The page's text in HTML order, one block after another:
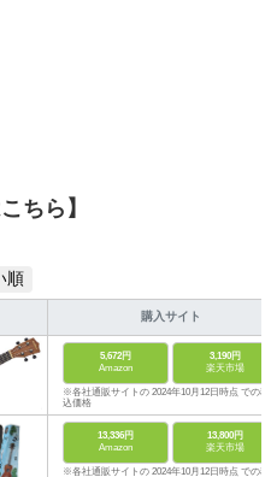
ちら】
順
購入サイト
5,672円
Amazon
3,190円
楽天市場
※各社通販サイトの 2024年10月12日時点 での税
込価格
13,336円
Amazon
13,800円
楽天市場
※各社通販サイトの 2024年10月12日時点 での税